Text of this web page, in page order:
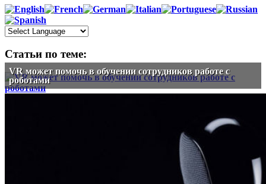
Статьи по теме:
VR может помочь в обучении сотрудников работе с
роботами